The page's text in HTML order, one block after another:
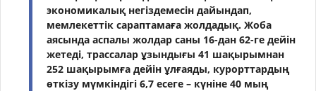
экономикалық негіздемесін дайындап,
мемлекеттік сараптамаға жолдадық. Жоба
аясында аспалы жолдар саны 16-дан 62-ге дейін
жетеді, трассалар ұзындығы 41 шақырымнан
252 шақырымға дейін ұлғаяды, курорттардың
өткізу мүмкіндігі 6,7 есеге – күніне 40 мың